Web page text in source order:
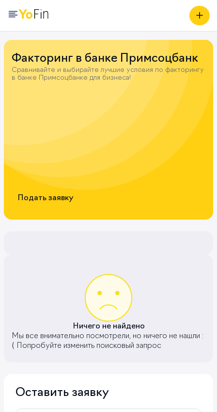
Факторинг в банке Примсоцбанк
Сравнивайте и выбирайте лучшие условия по факторингу
в банке Примсоцбанке для бизнеса!
Подать заявку
Ничего не найдено
Мы все внимательно посмотрели, но ничего не нашли :
( Попробуйте изменить поисковый запрос
Оставить заявку